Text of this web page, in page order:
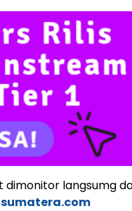
dimonitor langsumg